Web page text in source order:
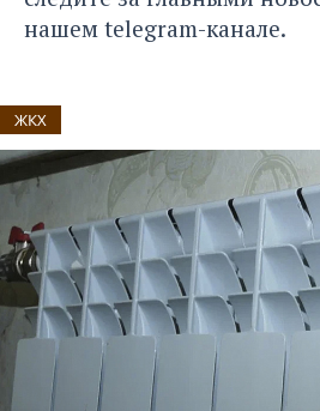
нашем telegram-канале.
ЖКХ